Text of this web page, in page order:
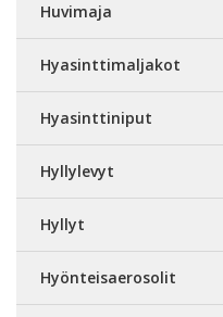
Huvimaja
Hyasinttimaljakot
Hyasinttiniput
Hyllylevyt
Hyllyt
Hyönteisaerosolit